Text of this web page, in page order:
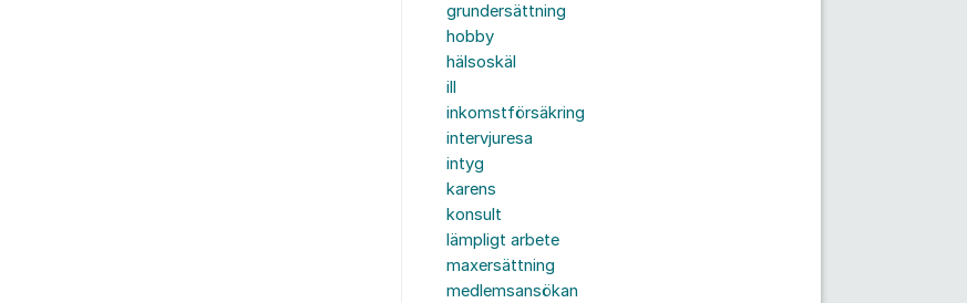
grundersättning
hobby
hälsoskäl
ill
inkomstförsäkring
intervjuresa
intyg
karens
konsult
lämpligt arbete
maxersättning
medlemsansökan